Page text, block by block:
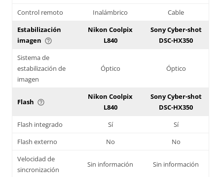
Control remoto
Inalámbrico
Cable
Estabilización
imagen help_outline
Nikon Coolpix
L840
Sony Cyber-shot
DSC-HX350
Sistema de
estabilización de
imagen
Óptico Óptico
Flash help_outline
Nikon Coolpix
L840
Sony Cyber-shot
DSC-HX350
Flash integrado
Sí
Sí
Flash externo
No
No
Velocidad de
sincronización
Sin información Sin información